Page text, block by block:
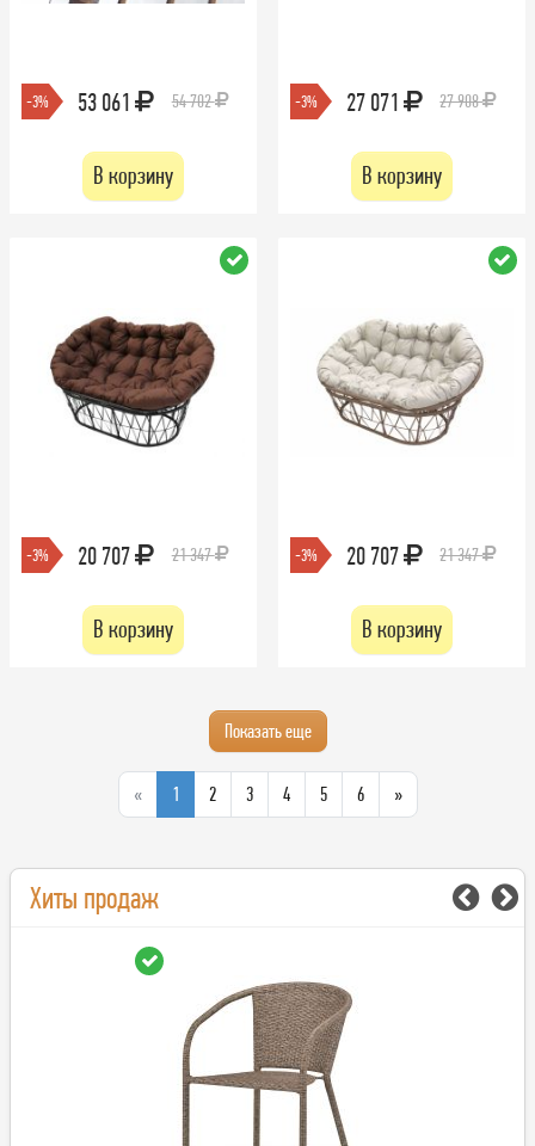
-3% 53 061 54 702
В корзину
-3% 27 071 27 908
В корзину
-3% 20 707 21 347
В корзину
-3% 20 707 21 347
В корзину
Показать еще
« 1 2 3 4 5 6 »
Хиты продаж